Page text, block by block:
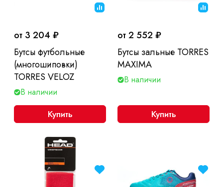
от 3 204 ₽
Бутсы футбольные
(многошиповки)
TORRES VELOZ
В наличии
Купить
от 2 552 ₽
Бутсы зальные TORRES
MAXIMA
В наличии
Купить